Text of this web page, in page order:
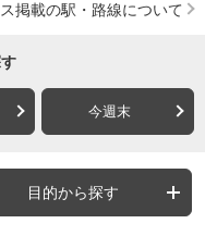
掲載の駅・路線について
今週末
目的から探す